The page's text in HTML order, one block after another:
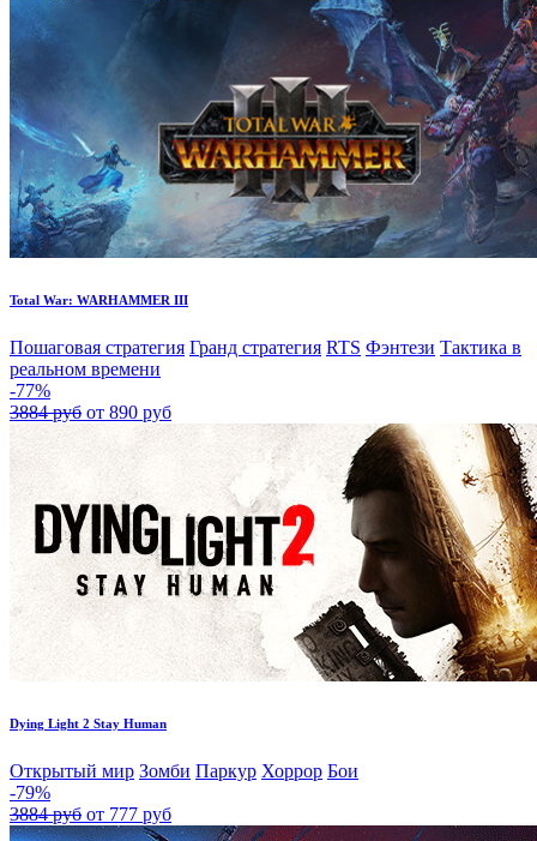
Total War: WARHAMMER III
Пошаговая стратегия Гранд стратегия RTS Фэнтези Тактика в
реальном времени
-77%
3884 руб от 890 руб
Dying Light 2 Stay Human
Открытый мир Зомби Паркур Хоррор Бои
-79%
3884 руб от 777 руб